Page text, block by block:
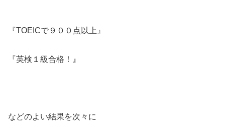
『TOEICで９００点以上』
『英検１級合格！』
などのよい結果を次々に